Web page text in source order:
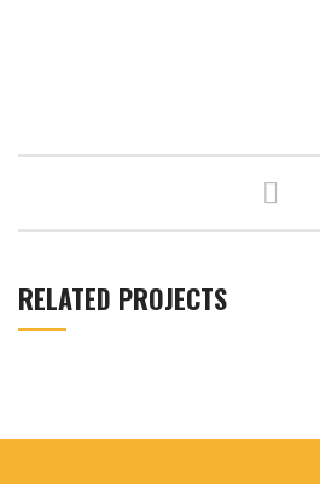
RELATED PROJECTS